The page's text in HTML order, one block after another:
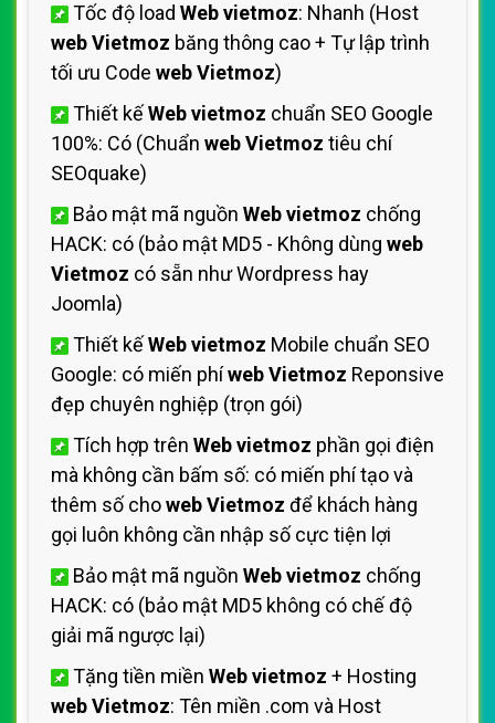
Tốc độ load Web vietmoz: Nhanh (Host
web Vietmoz băng thông cao + Tự lập trình
tối ưu Code web Vietmoz)
Thiết kếWeb vietmoz chuẩn SEO Google
100%: Có (Chuẩn web Vietmoz tiêu chí
SEOquake)
Bảo mật mã nguồn Web vietmoz chống
HACK: có (bảo mật MD5 - Không dùng web
Vietmoz có sẵn như Wordpress hay
Joomla)
Thiết kếWeb vietmoz Mobile chuẩn SEO
Google: có miến phíweb Vietmoz Reponsive
đẹp chuyên nghiệp (trọn gói)
Tích hợp trên Web vietmoz phần gọi điện
mà không cần bấm số: có miến phí tạo và
thêm số choweb Vietmoz để khách hàng
gọi luôn không cần nhập số cực tiện lợi
Bảo mật mã nguồn Web vietmoz chống
HACK: có (bảo mật MD5 không có chế độ
giải mã ngược lại)
Tặng tiền miền Web vietmoz + Hosting
web Vietmoz: Tên miền .com và Host